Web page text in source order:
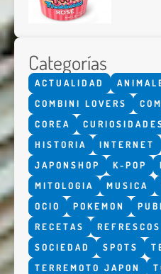
Categorías
ACTUALIDAD
COMBINI LOVERS
COREA
HISTORIA
INTERNET
JAPONSHOP
K-POP
MITOLOGIA
MUSICA
OCIO
POKEMON
RECETAS
SOCIEDAD
SPOTS
TERREMOTO JAPON